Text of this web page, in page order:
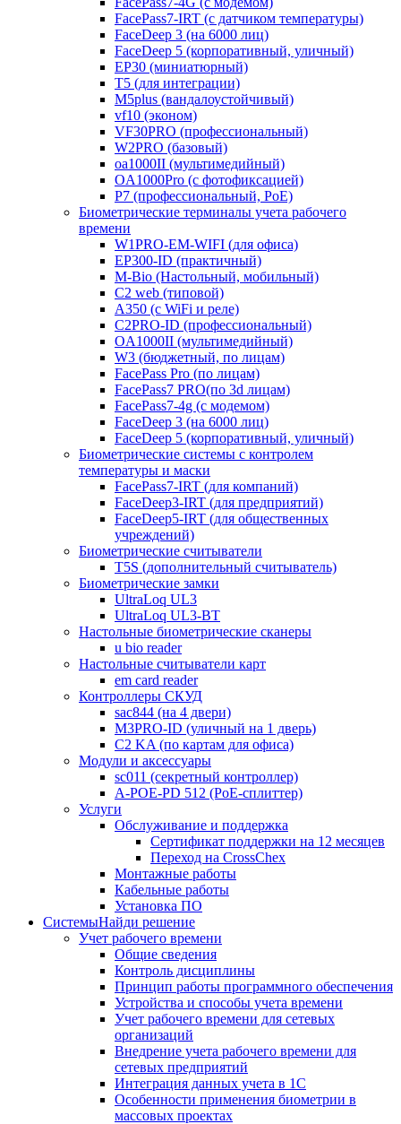
FacePass7-IRT (с датчиком температуры)
FaceDeep 3 (на 6000 лиц)
FaceDeep 5 (корпоративный, уличный)
EP30 (миниатюрный)
T5 (для интеграции)
M5plus (вандалоустойчивый)
vf10 (эконом)
VF30PRO (профессиональный)
W2PRO (базовый)
oa1000II (мультимедийный)
OA1000Pro (с фотофиксацией)
P7 (профессиональный, PoE)
Биометрические терминалы учета рабочего
времени
W1PRO-EM-WIFI (для офиса)
EP300-ID (практичный)
M-Bio (Настольный, мобильный)
С2 web (типовой)
A350 (с WiFi и реле)
C2PRO-ID (профессиональный)
OA1000II (мультимедийный)
W3 (бюджетный, по лицам)
FacePass Pro (по лицам)
FacePass7 PRO(по 3d лицам)
FacePass7-4g (с модемом)
FaceDeep 3 (на 6000 лиц)
FaceDeep 5 (корпоративный, уличный)
Биометрические системы с контролем
температуры и маски
FacePass7-IRT (для компаний)
FaceDeep3-IRT (для предприятий)
FaceDeep5-IRT (для общественных
учреждений)
Биометрические считыватели
T5S (дополнительный считыватель)
Биометрические замки
UltraLoq UL3
UltraLoq UL3-BT
Настольные биометрические сканеры
u bio reader
Настольные считыватели карт
em card reader
Контроллеры СКУД
sac844 (на 4 двери)
M3PRO-ID (уличный на 1 дверь)
C2 KA (по картам для офиса)
Модули и аксессуары
sc011 (секретный контроллер)
A-POE-PD 512 (PoE-сплиттер)
Услуги
Обслуживание и поддержка
Сертификат поддержки на 12 месяцев
Переход на CrossChex
Монтажные работы
Кабельные работы
Установка ПО
СистемыНайди решение
Учет рабочего времени
Общие сведения
Контроль дисциплины
Принцип работы программного обеспечения
Устройства и способы учета времени
Учет рабочего времени для сетевых
организаций
Внедрение учета рабочего времени для
сетевых предприятий
Интеграция данных учета в 1С
Особенности применения биометрии в
массовых проектах